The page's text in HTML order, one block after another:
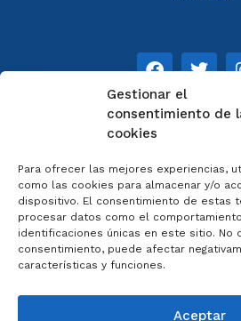
Gestionar el
consentimiento de
cookies
Para ofrecer las mejores experiencias,
como las cookies para almacenar y/o
dispositivo. El consentimiento de estas
procesar datos como el
identificaciones únicas en este sitio. No
consentimiento, puede afectar
características y funciones.
Aceptar
Aviso legal
Política de
Cookies
Condiciones